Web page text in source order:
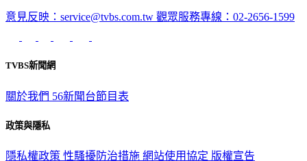
意見反映：service@tvbs.com.tw 觀眾服務專線：02-2656-1599
TVBS新聞網
關於我們 56新聞台節目表
政策與隱私
隱私權政策 性騷擾防治措施 網站使用協定 版權宣告